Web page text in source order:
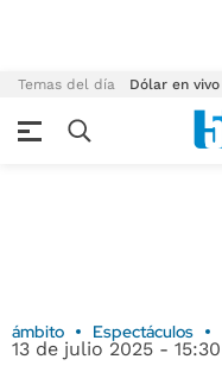
Temas del día Dólar en vivo
ámbito Espectáculos
13 de julio 2025 - 15:30